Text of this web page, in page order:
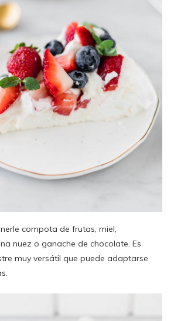
compota de frutas, miel,
nuez o ganache de chocolate. Es
muy versátil que puede adaptarse